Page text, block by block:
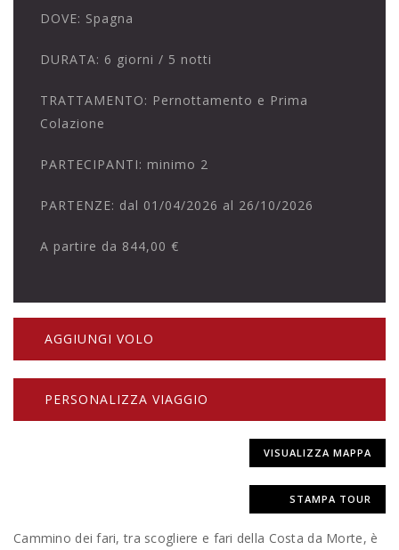
DOVE: Spagna
DURATA: 6 giorni / 5 notti
TRATTAMENTO: Pernottamento e Prima
Colazione
PARTECIPANTI: minimo 2
PARTENZE: dal 01/04/2026 al 26/10/2026
A partire da 844,00 €
AGGIUNGI VOLO
PERSONALIZZA VIAGGIO
VISUALIZZA MAPPA
STAMPA TOUR
Cammino dei fari, tra scogliere e fari della Costa da Morte, è